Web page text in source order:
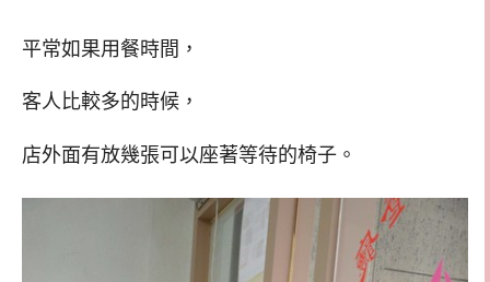
平常如果用餐時間，
客人比較多的時候，
店外面有放幾張可以座著等待的椅子。